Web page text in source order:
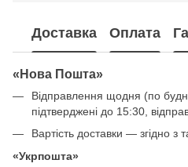
Доставка Оплата
«Нова Пошта»
Відправлення щодня (по
підтверджені до 15:30,
Вартість доставки — згідно
«Укрпошта»